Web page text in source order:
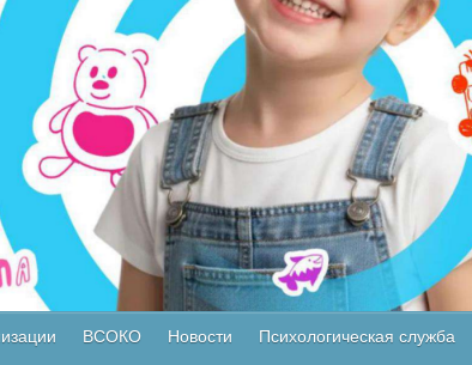
ВСОКО Новости Психологическая служба